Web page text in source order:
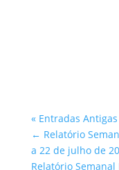
« Entradas Antigas
← Relatório
a 22 de julho de
Relatório